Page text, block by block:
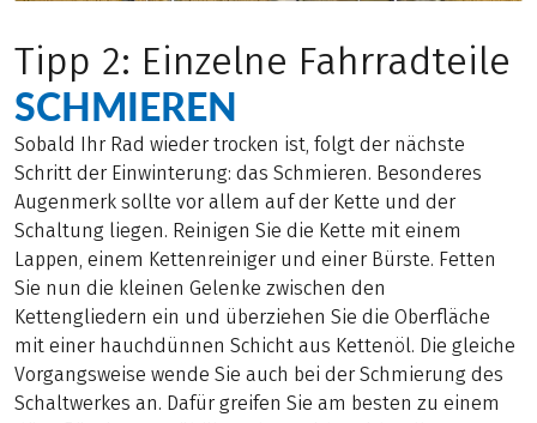
Tipp 2: Einzelne Fahrradteile
SCHMIEREN
Sobald Ihr Rad wieder trocken ist, folgt der nächste
Schritt der Einwinterung: das Schmieren. Besonderes
Augenmerk sollte vor allem auf der Kette und der
Schaltung liegen. Reinigen Sie die Kette mit einem
Lappen, einem Kettenreiniger und einer Bürste. Fetten
Sie nun die kleinen Gelenke zwischen den
Kettengliedern ein und überziehen Sie die Oberfläche
mit einer hauchdünnen Schicht aus Kettenöl. Die gleiche
Vorgangsweise wende Sie auch bei der Schmierung des
Schaltwerkes an. Dafür greifen Sie am besten zu einem